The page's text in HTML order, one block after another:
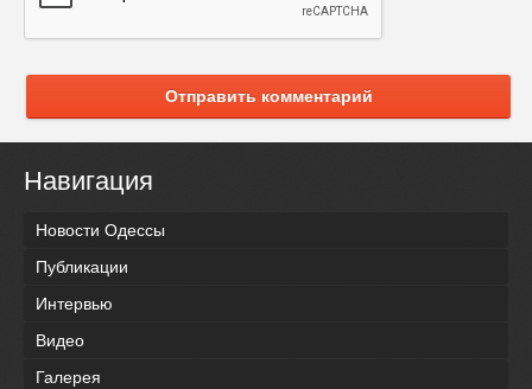
Отправить комментарий
Навигация
Новости Одессы
Публикации
Интервью
Видео
Галерея